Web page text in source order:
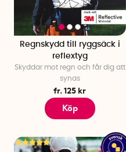
Regnskydd till ryggsäck i
reflextyg
Skyddar mot regn och får dig att
synas
fr. 125 kr
Köp